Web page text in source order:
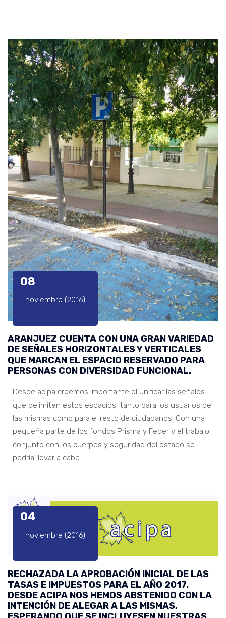
08
noviembre (2016)
ARANJUEZ CUENTA CON UNA GRAN VARIEDAD
DE SEÑALES HORIZONTALES Y VERTICALES
QUE MARCAN EL ESPACIO RESERVADO PARA
PERSONAS CON DIVERSIDAD FUNCIONAL.
Desde acipa creemos importante el unificar las señales
que delimiten estos espacios, tanto para los usuarios de
las mismas como para el resto de ciudadanos. Con una
pequeña parte de los fondos Prisma y Feder y el trabajo
conjunto con los cuerpos y seguridad del estado se
podría llevar a cabo.
04
noviembre (2016)
RECHAZADA LA APROBACIÓN INICIAL DE LAS
TASAS E IMPUESTOS PARA EL AÑO 2017.
DESDE ACIPA NOS HEMOS ABSTENIDO CON LA
INTENCIÓN DE ALEGAR A LAS MISMAS,